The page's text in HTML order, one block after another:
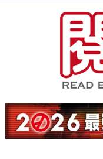
閱政治
題，也要專業評論，閱政
讓讀